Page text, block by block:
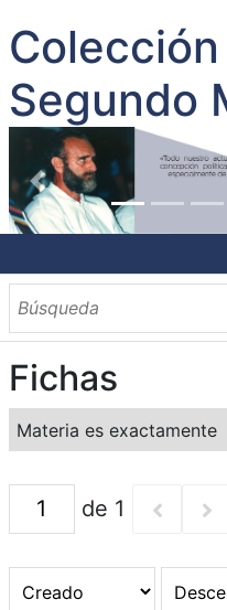
Segundo
INICIO
SOBRE EL AUTOR
CONTENIDO
TODOS LOS
CATEGORIAS
OBRAS SOBRE EL
MATERIAS
PALABRAS CLAVES
MULTIMEDIA
Fichas
Materia es exactamente
de 1